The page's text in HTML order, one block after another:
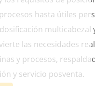
hasta útiles
multicabezal
las necesidades
y procesos,
y servicio posventa.